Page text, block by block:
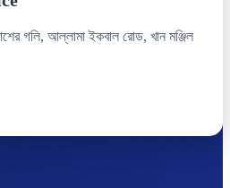
গলি, আল্লামা ইকবাল রোড, খান মঞ্জিল